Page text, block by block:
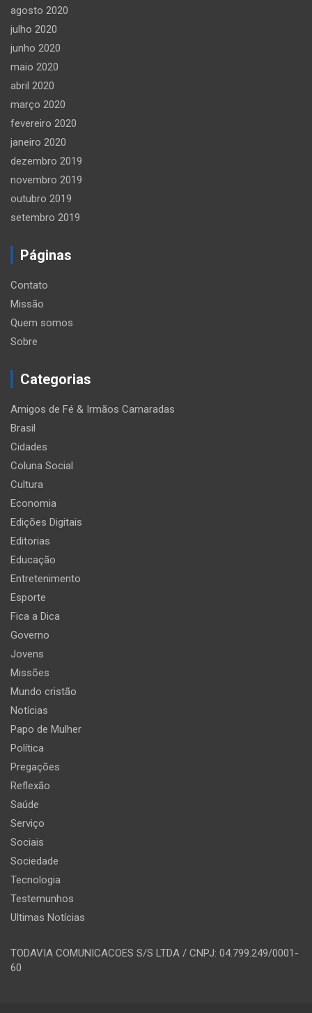
agosto 2020
julho 2020
junho 2020
maio 2020
abril 2020
março 2020
fevereiro 2020
janeiro 2020
dezembro 2019
novembro 2019
outubro 2019
setembro 2019
Páginas
Contato
Missão
Quem somos
Sobre
Categorias
Amigos de Fé & Irmãos Camaradas
Brasil
Cidades
Coluna Social
Cultura
Economia
Edições Digitais
Editorias
Educação
Entretenimento
Esporte
Fica a Dica
Governo
Jovens
Missões
Mundo cristão
Notícias
Papo de Mulher
Política
Pregações
Reflexão
Saúde
Serviço
Sociais
Sociedade
Tecnologia
Testemunhos
Ultimas Notícias
TODAVIA COMUNICACOES S/S LTDA / CNPJ: 04.799.249/0001-
60